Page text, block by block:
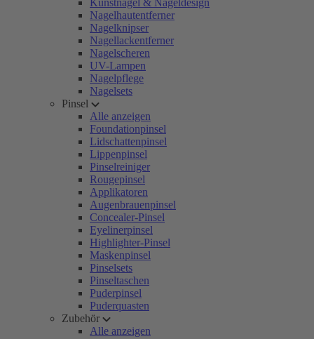
Kunstnägel & Nageldesign
Nagelhautentferner
Nagelknipser
Nagellackentferner
Nagelscheren
UV-Lampen
Nagelpflege
Nagelsets
Pinsel
Alle anzeigen
Foundationpinsel
Lidschattenpinsel
Lippenpinsel
Pinselreiniger
Rougepinsel
Applikatoren
Augenbrauenpinsel
Concealer-Pinsel
Eyelinerpinsel
Highlighter-Pinsel
Maskenpinsel
Pinselsets
Pinseltaschen
Puderpinsel
Puderquasten
Zubehör
Alle anzeigen